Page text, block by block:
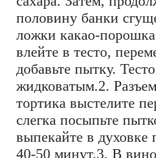
половину банки
ложки какао-
влейте в тесто,
добавьте пытку.
жидковатым.2.
тортика выстелите
слегка посыпьте
выпекайте в духовке
40-50 минут.3. В вино